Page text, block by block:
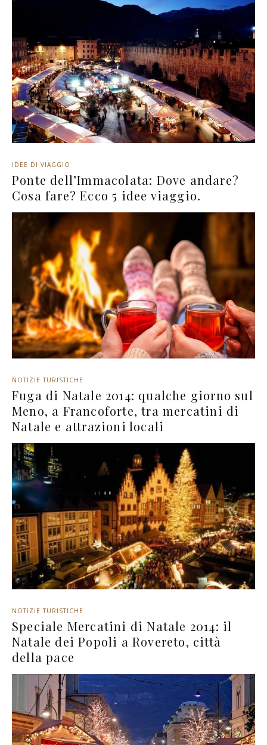
IDEE DI VIAGGIO
Ponte dell’Immacolata: Dove andare?
Cosa fare? Ecco 5 idee viaggio.
NOTIZIE TURISTICHE
Fuga di Natale 2014: qualche giorno sul
Meno, a Francoforte, tra mercatini di
Natale e attrazioni locali
NOTIZIE TURISTICHE
Speciale Mercatini di Natale 2014: il
Natale dei Popoli a Rovereto, città
della pace